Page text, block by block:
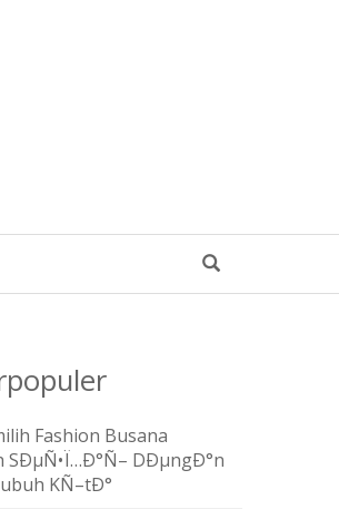
Fashion Busana
SÐµÑ•Ï…Ð°Ñ– DÐµngÐ°n
KÑ–tÐ°